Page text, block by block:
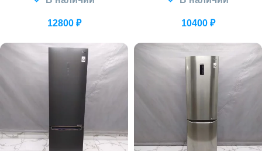
12800 ₽ 10400 ₽